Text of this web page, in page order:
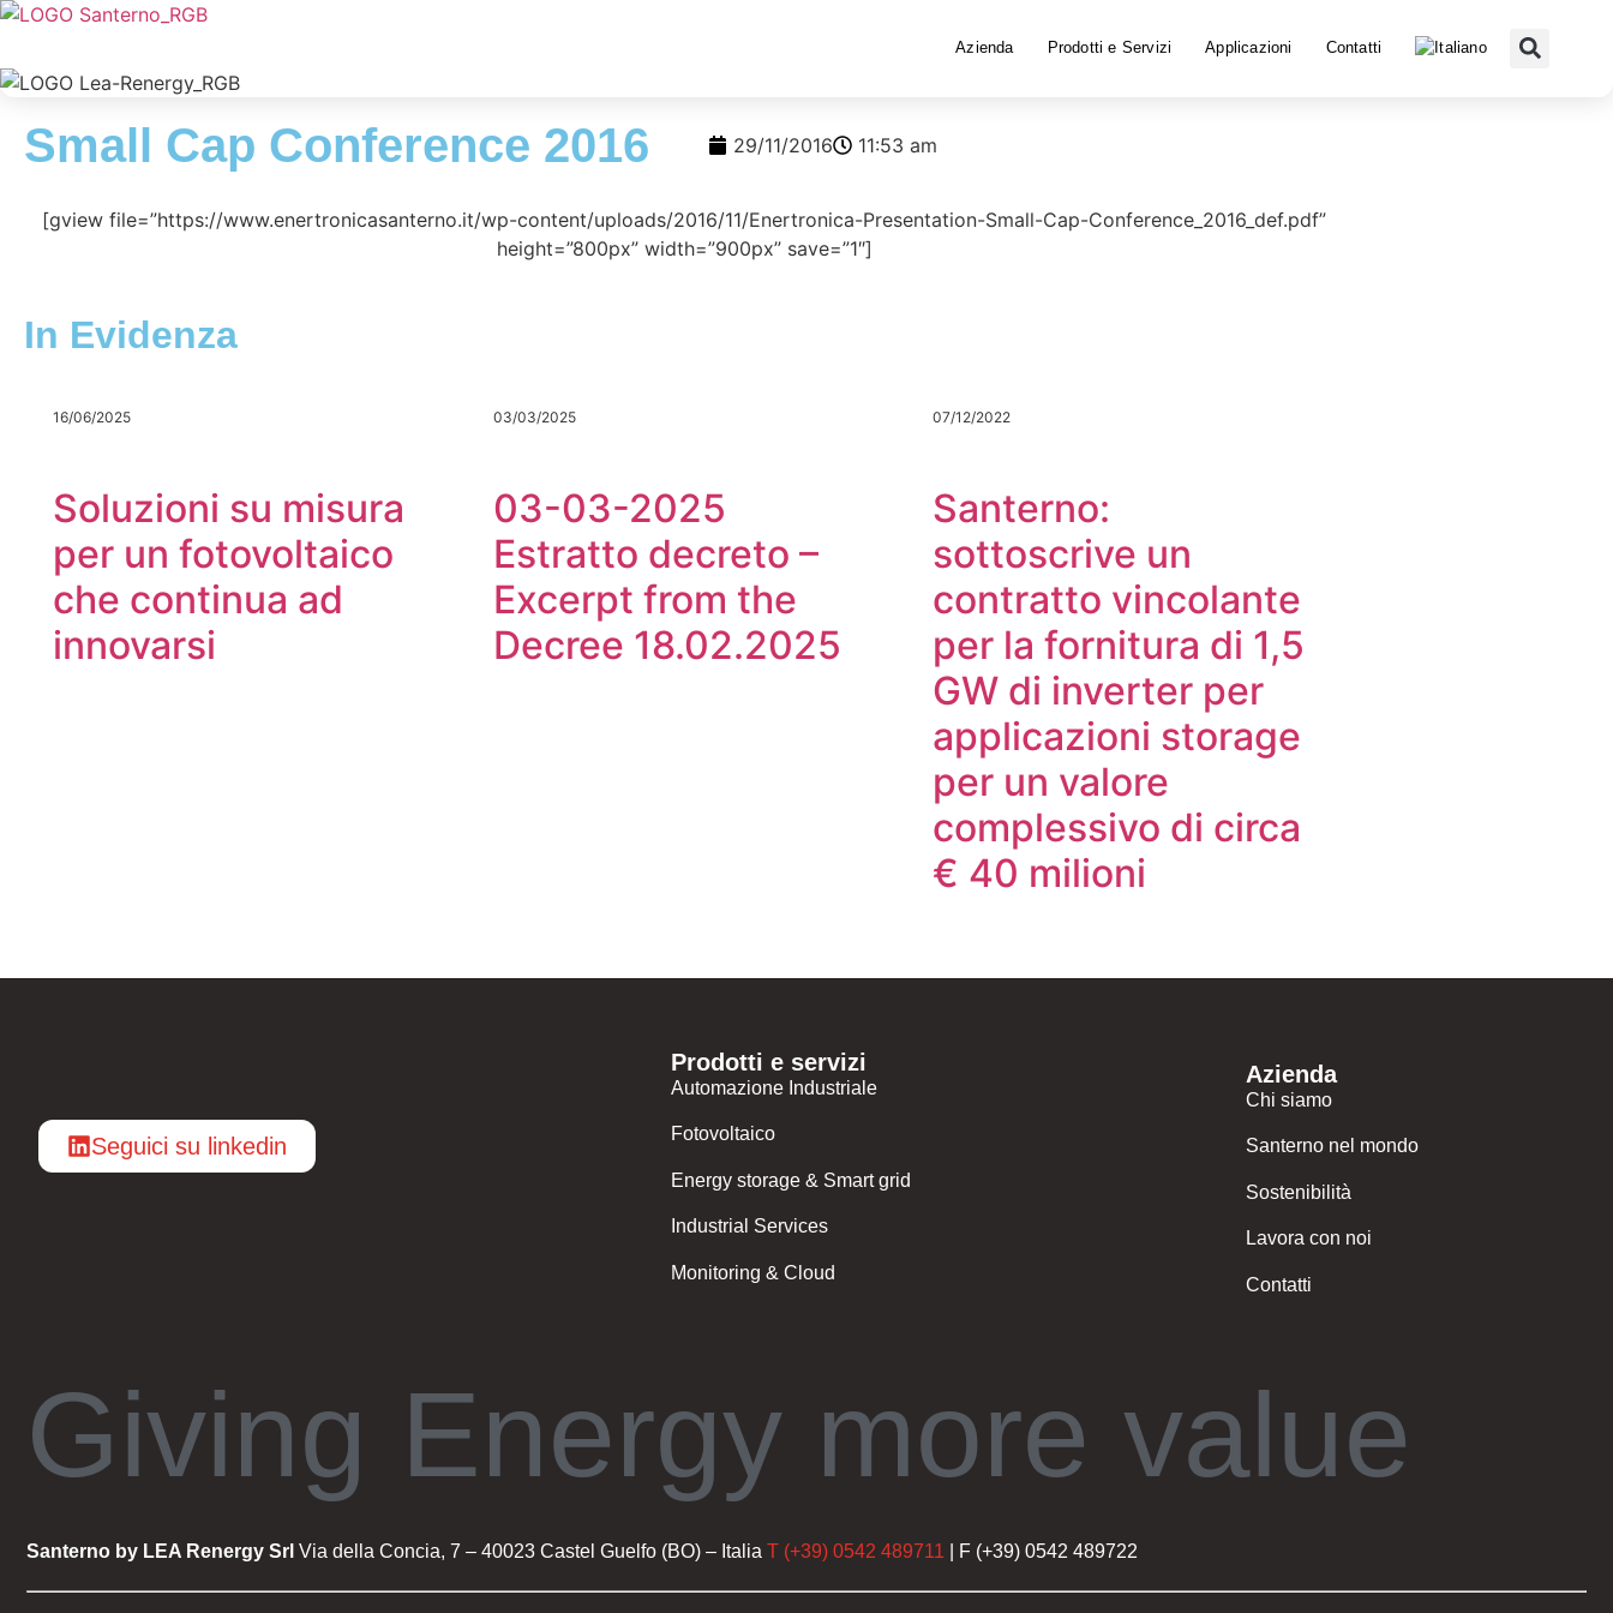
Azienda Prodotti e Servizi Applicazioni Contatti
Small Cap Conference 2016 29/11/2016 11:53 am
[gview file=”https://www.enertronicasanterno.it/wp-content/uploads/2016/11/Enertronica-Presentation-Small-Cap-Conference_2016_def.pdf”
height=”800px” width=”900px” save=”1″]
In Evidenza
16/06/2025
Soluzioni su misura
per un fotovoltaico
che continua ad
innovarsi
03/03/2025
03-03-2025
Estratto decreto –
Excerpt from the
Decree 18.02.2025
07/12/2022
Santerno:
sottoscrive un
contratto vincolante
per la fornitura di 1,5
GW di inverter per
applicazioni storage
per un valore
complessivo di circa
€ 40 milioni
Seguici su linkedin
Prodotti e servizi
Automazione Industriale
Fotovoltaico
Energy storage & Smart grid
Industrial Services
Monitoring & Cloud
Azienda
Chi siamo
Santerno nel mondo
Sostenibilità
Lavora con noi
Contatti
Giving Energy more value
Santerno by LEA Renergy Srl Via della Concia, 7 – 40023 Castel Guelfo (BO) – Italia T (+39) 0542 489711 | F (+39) 0542 489722